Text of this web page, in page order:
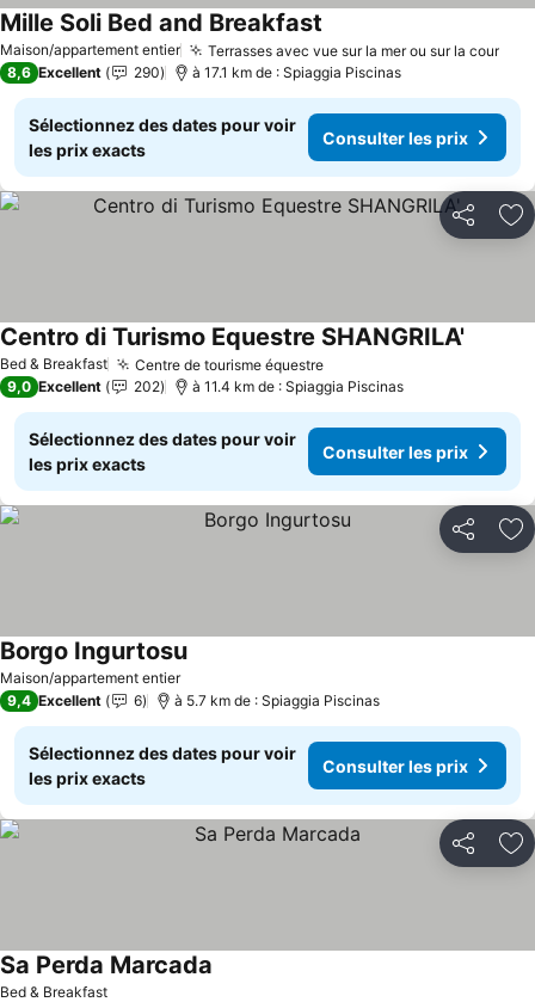
Maison/appartement entier Terrasses avec vue sur la mer ou sur la cour
Mille Soli Bed and Breakfast
8,6 Excellent 290 à 17.1 km de : Spiaggia Piscinas
Sélectionnez des dates pour voir
les prix exacts
Consulter les prix
Partager
Bed & Breakfast Centre de tourisme équestre
Centro di Turismo Equestre SHANGRILA'
9,0 Excellent 202 à 11.4 km de : Spiaggia Piscinas
Sélectionnez des dates pour voir
les prix exacts
Consulter les prix
Partager
Maison/appartement entier
Borgo Ingurtosu
9,4 Excellent 6 à 5.7 km de : Spiaggia Piscinas
Sélectionnez des dates pour voir
les prix exacts
Consulter les prix
Partager
Bed & Breakfast
Sa Perda Marcada